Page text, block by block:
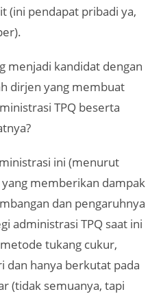
(ini pendapat pribadi ya,
menjadi kandidat dengan
dirjen yang membuat
TPQ beserta
ini (menurut
memberikan dampak
dan pengaruhnya
administrasi TPQ saat ini
tukang cukur,
dan hanya berkutat pada
(tidak semuanya, tapi